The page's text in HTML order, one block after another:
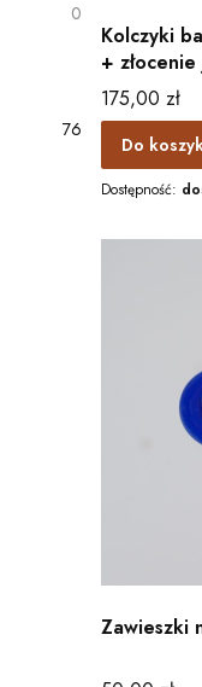
0
76
Kolczyki
+
Cena
175,00 zł
Do
Dostępność:
Zawieszki